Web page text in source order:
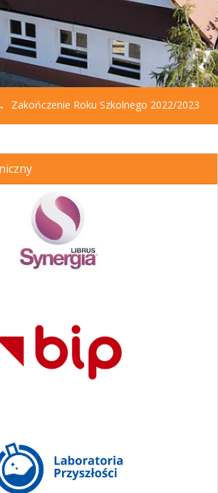
Zakończenie Roku Szkolnego 2022/2023